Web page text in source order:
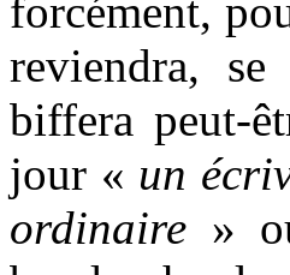
forcément,
reviendra, se
biffera peut-
jour « un
ordinaire »